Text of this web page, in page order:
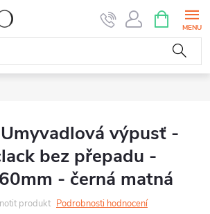
NÁKUPNÍ
KOŠÍK
výpusť -
bez přepadu -
- černá matná
produkt Podrobnosti hodnocení